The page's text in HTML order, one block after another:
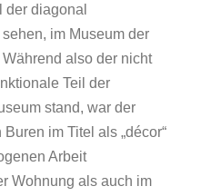
der diagonal
im Museum der
also der nicht
Teil der
stand, war der
im Titel als „décor“
Arbeit
Wohnung als auch im